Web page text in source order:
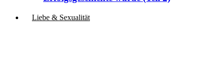
Liebe & Sexualität